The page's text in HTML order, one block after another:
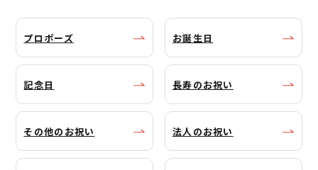
プロポーズ お誕生日
記念日 長寿のお祝い
その他のお祝い 法人のお祝い